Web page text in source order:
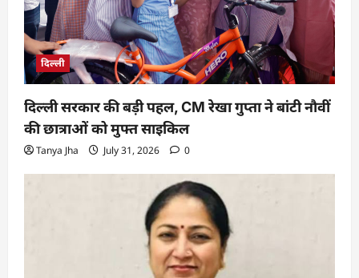
दिल्ली
दिल्ली सरकार की बड़ी पहल, CM रेखा गुप्ता ने बांटी नौवीं
की छात्राओं को मुफ्त साइकिल
Tanya Jha July 31, 2026 0